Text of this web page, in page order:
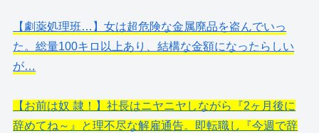
【劇薬処理班…】女は超危険な金属廃品を盗んでいっ
た。総量100キロ以上あり、結構な金額になったらしい
が…
【お前は奴 隷！】社長はニヤニヤしながら『2ヶ月後に
辞めてね～』と理不尽な解雇通告。即転職し『今週で辞